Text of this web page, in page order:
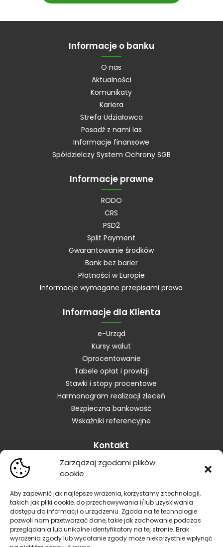
Zarządzaj zgodami plików
cookie
Aby zapewnić jak najlepsze wrażenia, korzystamy z technologii,
takich jak pliki cookie, do przechowywania i/lub uzyskiwania
dostępu do informacji o urządzeniu. Zgoda na te technologie
pozwoli nam przetwarzać dane, takie jak zachowanie podczas
przeglądania lub unikalne identyfikatory na tej stronie. Brak
wyrażenia zgody lub wycofanie zgody może niekorzystnie wpłynąć
Informacje o banku
O nas
Aktualności
Komunikaty
Kariera
Strefa Udziałowca
Posadź z nami las
Informacje finansowe
Spółdzielczy System Ochrony SGB
Informacje prawne
RODO
CRS
PSD2
Split Payment
Gwarantowanie środków
Bank bez barier
Płatności w Europie
Informacje wymagane przepisami prawa
Informacje dla Klienta
e-Urząd
Kursy walut
Oprocentowanie
Tabele opłat i prowizji
Stawki i stopy procentowe
Harmonogram realizacji zleceń
Bezpieczna bankowość
Wskaźniki referencyjne
Kontakt
Skontaktuj się z Bankiem
Zastrzeganie karty
Zastrzeganie dokumentów
Blokowanie bankowości elektronicznej
Informacja dla sygnalistów
Reklamacje